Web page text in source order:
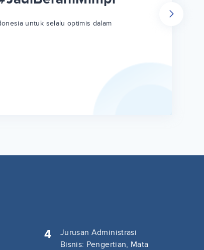
untuk selalu optimis dalam
4
Jurusan Administrasi
Bisnis: Pengertian, Mata